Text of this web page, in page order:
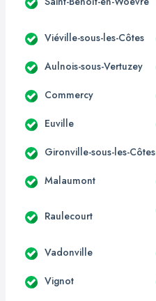
Viéville-sous-les-Côtes
Aulnois-sous-Vertuzey
Commercy
Euville
Gironville-sous-les-Côtes
Malaumont
Raulecourt
Vadonville
Vignot